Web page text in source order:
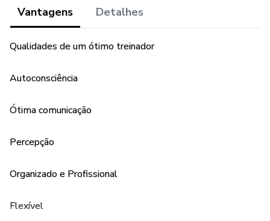
Especialize-se: Ganhe Dinheiro Real em Coaching
Vantagens Detalhes
Qualidades de um ótimo treinador
Autoconsciência
Ótima comunicação
Percepção
Organizado e Profissional
Flexível